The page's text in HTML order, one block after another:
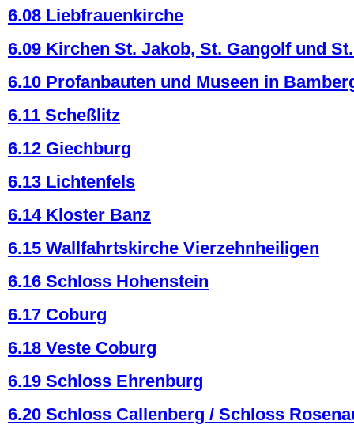
6.08 Liebfrauenkirche
6.09 Kirchen St. Jakob, St. Gangolf und
6.10 Profanbauten und Museen in
6.11 Scheßlitz
6.12 Giechburg
6.13 Lichtenfels
6.14 Kloster Banz
6.15 Wallfahrtskirche Vierzehnheiligen
6.16 Schloss Hohenstein
6.17 Coburg
6.18 Veste Coburg
6.19 Schloss Ehrenburg
6.20 Schloss Callenberg / Schloss